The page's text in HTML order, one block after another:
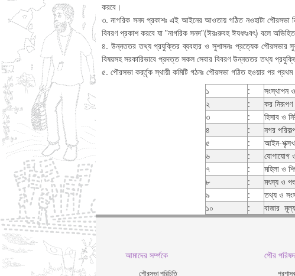
করবে।
৩. নাগরিক সনদ প্রকাশঃ এই আইনের আওতায় গঠিত নওহাটা পৌরসভা
বিবরণ প্রকাশ করবে যা ”নাগরিক সনদ”(ঈরঃরুবহ ঈযধৎঃবৎ) বলে
৪. উন্নততর তথ্য প্রযুক্তির ব্যবহার ও সুশাসনঃ প্রত্যেক পৌরসভার
বিষয়সহ সরকারিভাবে প্রদত্ত সকল সেবার বিবরণ উন্নততর তথ্য
৫. পৌরসভা কর্র্তৃক স্থায়ী কমিটি গঠনঃ পৌরসভা গঠিত হওয়ার পর প্রথম
১
:
সংস্থাপন
২
:
কর
৩
:
হিসাব ও
৪
:
নগর
৫
:
আইন-
৬
:
যোগাযোগ
৭
:
মহিলা ও
৮
:
মৎস্য ও
৯
:
তথ্য ও
১০
: বাজার
আমাদের সর্ম্পকে
পৌরসভা পরিচিতি
পৌর পরিষদ